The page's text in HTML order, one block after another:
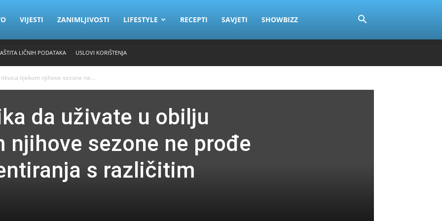
VIJESTI ZANIMLJIVOSTI LIFESTYLE RECEPTI SAVJETI SHOWBIZZ
LIČNIH PODATAKA USLOVI KORIŠTENJA
tijekom njihove sezone ne...
da uživate u obilju
sezone ne prođe
s različitim